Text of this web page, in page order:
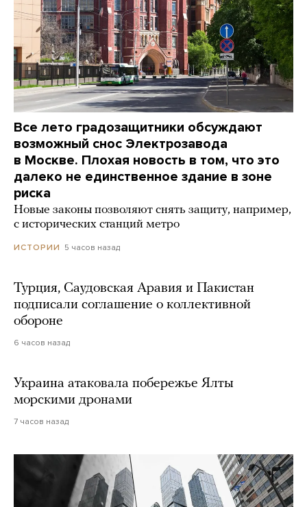
Все лето градозащитники обсуждают
возможный снос Электрозавода
в Москве. Плохая новость в том, что это
далеко не единственное здание в зоне
риска
Новые законы позволяют снять защиту, например,
с исторических станций метро
ИСТОРИИ 5 часов назад
Турция, Саудовская Аравия и Пакистан
подписали соглашение о коллективной
обороне
6 часов назад
Украина атаковала побережье Ялты
морскими дронами
7 часов назад